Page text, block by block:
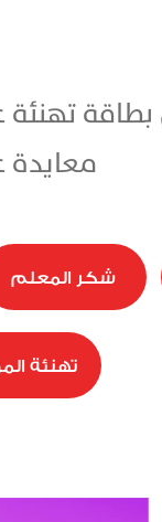
معايدة عيد الاضحى 2026
شكر المعلم
تهنئة